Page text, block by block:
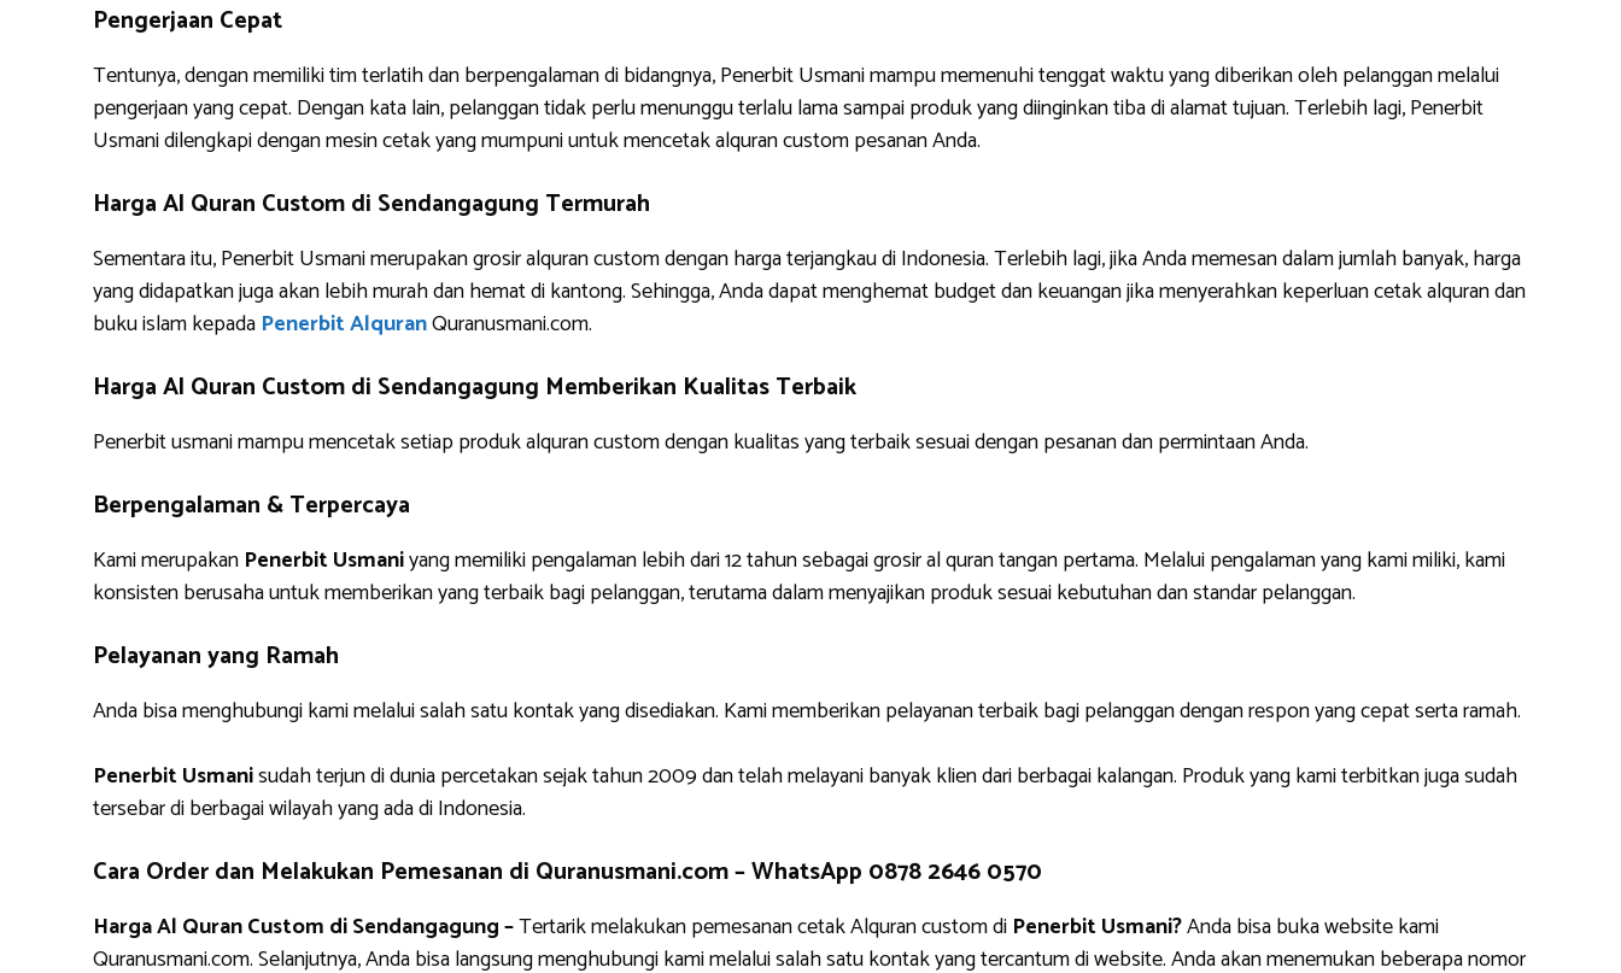
Pengerjaan Cepat
Tentunya, dengan memiliki tim terlatih dan berpengalaman di bidangnya, Penerbit Usmani mampu memenuhi tenggat waktu yang diberikan oleh pelanggan melalui
pengerjaan yang cepat. Dengan kata lain, pelanggan tidak perlu menunggu terlalu lama sampai produk yang diinginkan tiba di alamat tujuan. Terlebih lagi, Penerbit
Usmani dilengkapi dengan mesin cetak yang mumpuni untuk mencetak alquran custom pesanan Anda.
Harga Al Quran Custom di Sendangagung Termurah
Sementara itu, Penerbit Usmani merupakan grosir alquran custom dengan harga terjangkau di Indonesia. Terlebih lagi, jika Anda memesan dalam jumlah banyak, harga
yang didapatkan juga akan lebih murah dan hemat di kantong. Sehingga, Anda dapat menghemat budget dan keuangan jika menyerahkan keperluan cetak alquran dan
buku islam kepada Penerbit AlquranQuranusmani.com.
Harga Al Quran Custom di Sendangagung Memberikan Kualitas Terbaik
Penerbit usmani mampu mencetak setiap produk alquran custom dengan kualitas yang terbaik sesuai dengan pesanan dan permintaan Anda.
Berpengalaman & Terpercaya
Kami merupakan Penerbit Usmaniyang memiliki pengalaman lebih dari 12 tahun sebagai grosir al quran tangan pertama. Melalui pengalaman yang kami miliki, kami
konsisten berusaha untuk memberikan yang terbaik bagi pelanggan, terutama dalam menyajikan produk sesuai kebutuhan dan standar pelanggan.
Pelayanan yang Ramah
Anda bisa menghubungi kami melalui salah satu kontak yang disediakan. Kami memberikan pelayanan terbaik bagi pelanggan dengan respon yang cepat serta ramah.
Penerbit Usmanisudah terjun di dunia percetakan sejak tahun 2009 dan telah melayani banyak klien dari berbagai kalangan. Produk yang kami terbitkan juga sudah
tersebar di berbagai wilayah yang ada di Indonesia.
Cara Order dan Melakukan Pemesanan di Quranusmani.com –WhatsApp 0878 2646 0570
Harga Al Quran Custom di Sendangagung –Tertarik melakukan pemesanan cetak Alquran custom di Penerbit Usmani?Anda bisa buka website kami
Quranusmani.com. Selanjutnya, Anda bisa langsung menghubungi kami melalui salah satu kontak yang tercantum di website. Anda akan menemukan beberapa nomor